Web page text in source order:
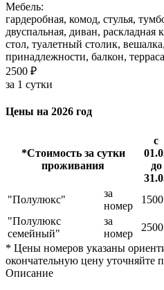
Мебель:
гардеробная, комод, стулья,
двуспальная, диван,
стол, туалетный столик,
принадлежности, балкон,
2500 ₽
за 1 сутки
Цены на 2026 год
*Стоимость за сутки
проживания
с
до
"Полулюкс"
за
номер
1500
"Полулюкс
семейный"
за
номер
2500
* Цены номеров указаны
окончательную цену уточняйте
Описание